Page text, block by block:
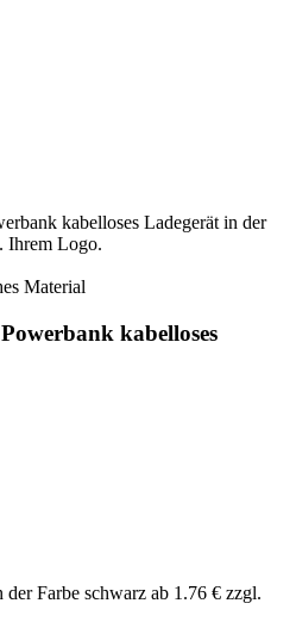
Material
kabelloses